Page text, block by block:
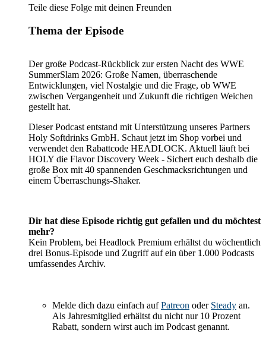
Teile diese Folge mit deinen Freunden
Thema der Episode
Der große Podcast-Rückblick zur ersten Nacht des WWE
SummerSlam 2026: Große Namen, überraschende
Entwicklungen, viel Nostalgie und die Frage, ob WWE
zwischen Vergangenheit und Zukunft die richtigen Weichen
gestellt hat.
Dieser Podcast entstand mit Unterstützung unseres Partners
Holy Softdrinks GmbH. Schaut jetzt im Shop vorbei und
verwendet den Rabattcode HEADLOCK. Aktuell läuft bei
HOLY die Flavor Discovery Week - Sichert euch deshalb die
große Box mit 40 spannenden Geschmacksrichtungen und
einem Überraschungs-Shaker.
Dir hat diese Episode richtig gut gefallen und du möchtest
mehr?
Kein Problem, bei Headlock Premium erhältst du wöchentlich
drei Bonus-Episode und Zugriff auf ein über 1.000 Podcasts
umfassendes Archiv.
Melde dich dazu einfach aufPatreon oder Steady an.
Als Jahresmitglied erhältst du nicht nur 10 Prozent
Rabatt, sondern wirst auch im Podcast genannt.